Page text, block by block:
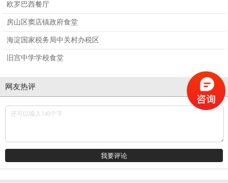
欧罗巴西餐厅
房山区窦店镇政府食堂
海淀国家税务局中关村办税区
旧宫中学学校食堂
网友热评